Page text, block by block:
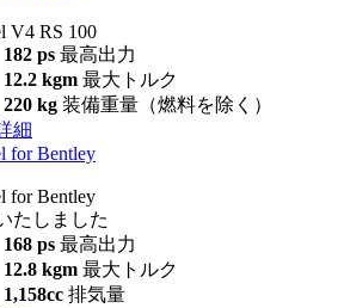
V4 RS 100
182 ps 最高出力
12.2 kgm 最大トルク
220 kg 装備重量（燃料を除く）
細
for Bentley
for Bentley
たしました
168 ps 最高出力
12.8 kgm 最大トルク
1,158cc 排気量